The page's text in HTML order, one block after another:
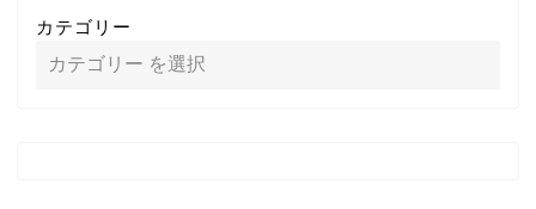
カテゴリー